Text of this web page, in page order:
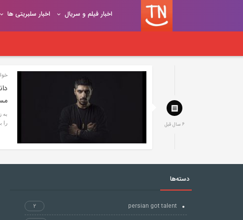
اخبار فیلم و سریال اخبار سلبریتی ها
6 سال قبل
به
را
دسته‌ها
persian got talent
2